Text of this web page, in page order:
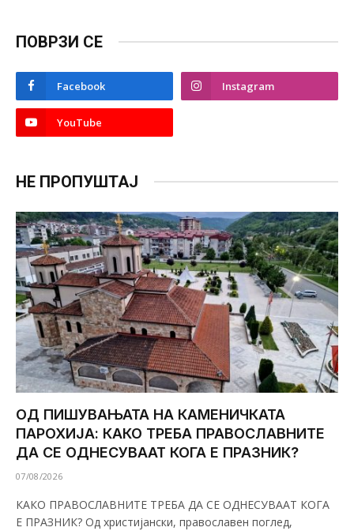
ПОВРЗИ СЕ
Facebook Instagram
YouTube
НЕ ПРОПУШТАЈ
ОД ПИШУВАЊАТА НА КАМЕНИЧКАТА
ПАРОХИЈА: КАКО ТРЕБА ПРАВОСЛАВНИТЕ
ДА СЕ ОДНЕСУВААТ КОГА Е ПРАЗНИК?
07/08/2026
КАКО ПРАВОСЛАВНИТЕ ТРЕБА ДА СЕ ОДНЕСУВААТ КОГА
Е ПРАЗНИК? Од христијански, православен поглед,